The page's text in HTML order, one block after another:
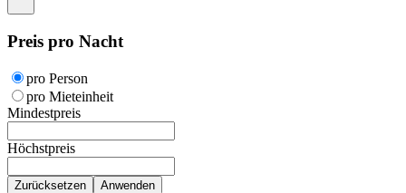
Preis pro Nacht
pro Person
pro Mieteinheit
Mindestpreis
Höchstpreis